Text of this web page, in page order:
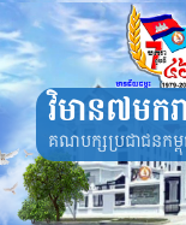
Skip
to
content
វិមាន៧មករា
គណបក្សប្រជាជនកម្ពុ